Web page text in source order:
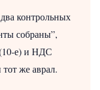
контрольных
собраны”,
и НДС
же аврал.